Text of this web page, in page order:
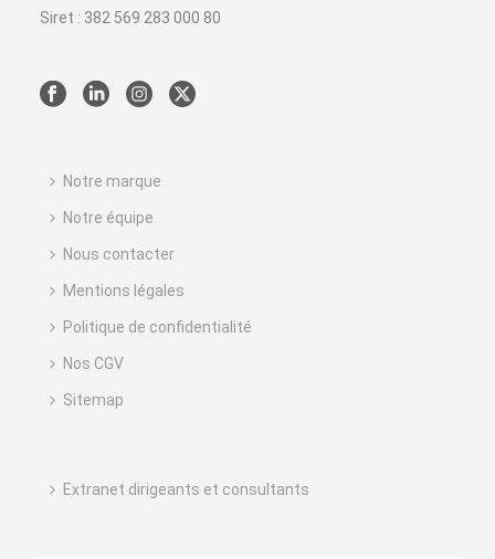
Siret : 382 569 283 000 80
Notre marque
Notre équipe
Nous contacter
Mentions légales
Politique de confidentialité
Nos CGV
Sitemap
Extranet dirigeants et consultants